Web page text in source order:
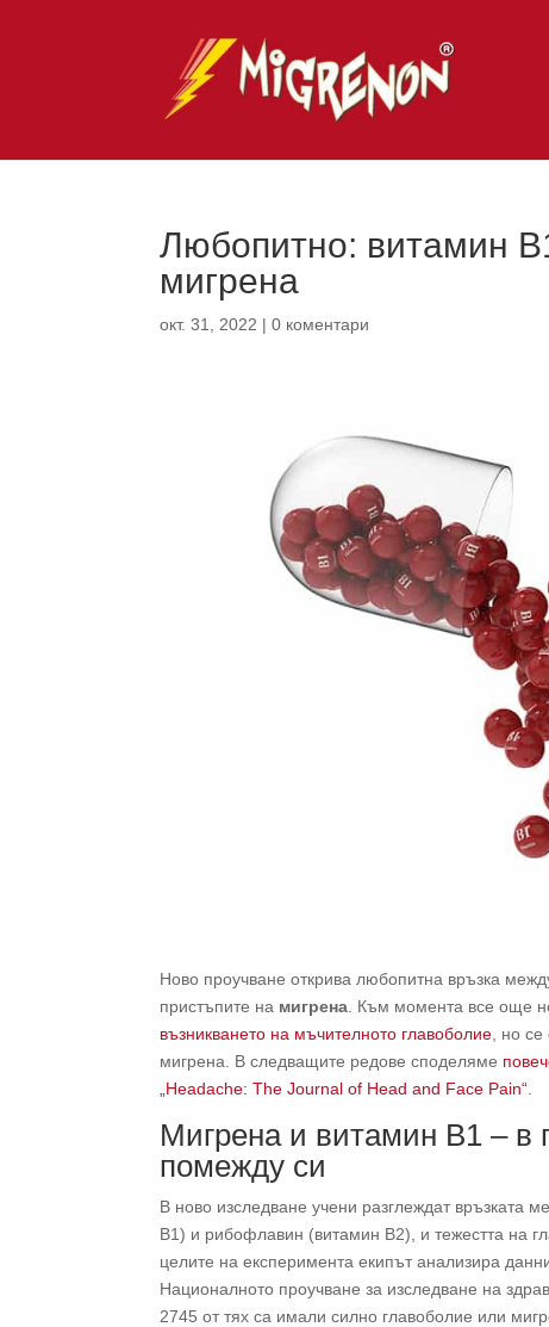
Любопитно: витамин
мигрена
окт. 31, 2022 |0 коментари
Ново проучване открива любопитна връзка
пристъпите на мигрена . Към момента все още
възникването на мъчителното главоболие , но
мигрена. В следващите редове споделяме
„Headache: The Journal of Head and Face Pain“
Мигрена и витамин В1 – в
помежду си
В ново изследване учени разглеждат връзката
В1) и рибофлавин (витамин В2), и тежестта на
целите на експеримента екипът анализира
Националното проучване за изследване на
2745 от тях са имали силно главоболие или